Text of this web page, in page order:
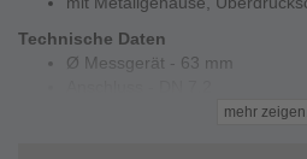
Technische Daten
Ø Messgerät - 63 mm
Druck - 0 bis 10 bar (140 psi)
mehr